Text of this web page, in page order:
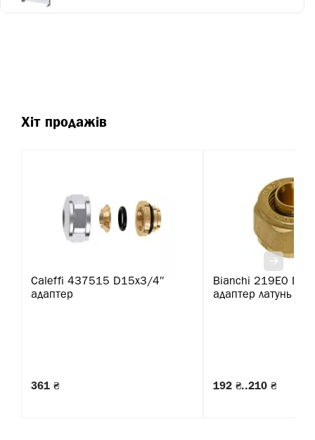
Хіт продажів
Caleffi 437515 D15х3/4″
адаптер
361 ₴
Bianchi 219E0
адаптер латунь
192 ₴..210 ₴